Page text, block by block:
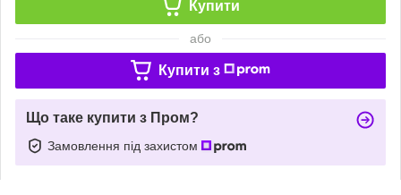
Купити
або
Купити з
Що таке купити з Пром?
Замовлення під захистом